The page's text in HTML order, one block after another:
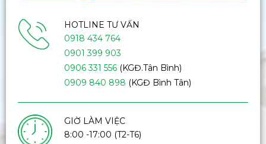
HOTLINE TƯ VẤN
0918 434 764
0901 399 903
0906 331 556(KGĐ.Tân Bình)
0909 840 898 (KGĐ Bình Tân)
GIỜ LÀM VIỆC
8:00 -17:00 (T2-T6)